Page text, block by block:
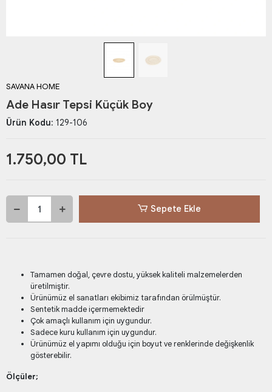
SAVANA HOME
Ade Hasır Tepsi Küçük Boy
Ürün Kodu: 129-106
1.750,00 TL
Sepete Ekle
Tamamen doğal, çevre dostu, yüksek kaliteli malzemelerden
üretilmiştir.
Ürünümüz el sanatları ekibimiz tarafından örülmüştür.
Sentetik madde içermemektedir
Çok amaçlı kullanım için uygundur.
Sadece kuru kullanım için uygundur.
Ürünümüz el yapımı olduğu için boyut ve renklerinde değişkenlik
gösterebilir.
Ölçüler;